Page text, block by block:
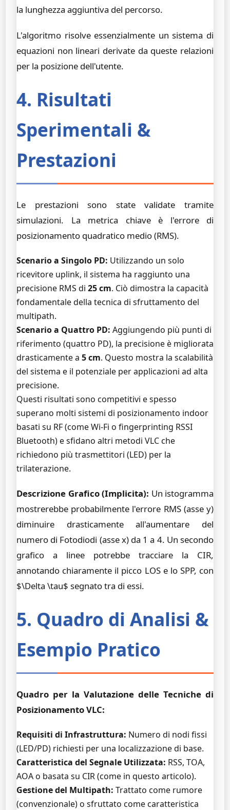
la lunghezza aggiuntiva del percorso.
L'algoritmo risolve essenzialmente un sistema di
equazioni non lineari derivate da queste relazioni
per la posizione dell'utente.
4. Risultati
Sperimentali &
Prestazioni
Le prestazioni sono state validate tramite
simulazioni. La metrica chiave è l'errore di
posizionamento quadratico medio (RMS).
Scenario a Singolo PD: Utilizzando un solo
ricevitore uplink, il sistema ha raggiunto una
precisione RMS di 25 cm. Ciò dimostra la capacità
fondamentale della tecnica di sfruttamento del
multipath.
Scenario a Quattro PD: Aggiungendo più punti di
riferimento (quattro PD), la precisione è migliorata
drasticamente a 5 cm. Questo mostra la scalabilità
del sistema e il potenziale per applicazioni ad alta
precisione.
Questi risultati sono competitivi e spesso
superano molti sistemi di posizionamento indoor
basati su RF (come Wi-Fi o fingerprinting RSSI
Bluetooth) e sfidano altri metodi VLC che
richiedono più trasmettitori (LED) per la
trilaterazione.
Descrizione Grafico (Implicita): Un istogramma
mostrerebbe probabilmente l'errore RMS (asse y)
diminuire drasticamente all'aumentare del
numero di Fotodiodi (asse x) da 1 a 4. Un secondo
grafico a linee potrebbe tracciare la CIR,
annotando chiaramente il picco LOS e lo SPP, con
$\Delta \tau$ segnato tra di essi.
5. Quadro di Analisi &
Esempio Pratico
Quadro per la Valutazione delle Tecniche di
Posizionamento VLC:
Requisiti di Infrastruttura: Numero di nodi fissi
(LED/PD) richiesti per una localizzazione di base.
Caratteristica del Segnale Utilizzata: RSS, TOA,
AOA o basata su CIR (come in questo articolo).
Gestione del Multipath: Trattato come rumore
(convenzionale) o sfruttato come caratteristica